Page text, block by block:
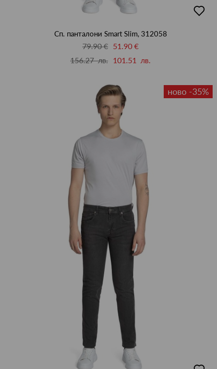
в
Сп. панталони Smart Slim, 312058
79.90 € 51.90 €
156.27 лв. 101.51 лв.
ново -35%